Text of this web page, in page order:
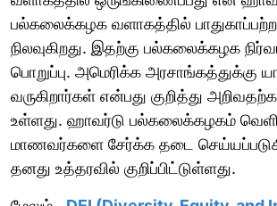
பல்கலைக்கழக வளாகத்தில்
நிலவுகிறது. இதற்கு பல்கலைக்கழக
பொறுப்பு. அமெரிக்க அரசாங்கத்துக்கு
வருகிறார்கள் என்பது குறித்து
உள்ளது. ஹாவர்டு பல்கலைக்கழகம்
மாணவர்களை சேர்க்க தடை
தனது உத்தரவில் குறிப்பிட்டுள்ளது.